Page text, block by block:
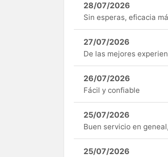
28/07/2026
Sin esperas, eficacia
27/07/2026
De las mejores
26/07/2026
Fácil y confiable
25/07/2026
Buen servicio en
25/07/2026